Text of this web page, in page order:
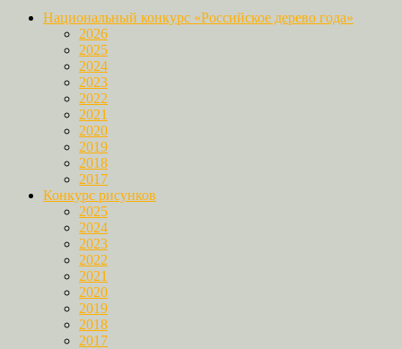
Национальный конкурс «Российское дерево года»
2026
2025
2024
2023
2022
2021
2020
2019
2018
2017
Конкурс рисунков
2025
2024
2023
2022
2021
2020
2019
2018
2017